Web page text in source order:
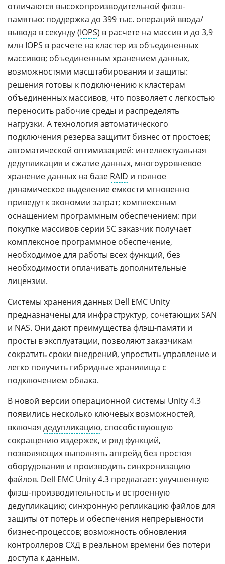
отличаются высокопроизводительной флэш-
памятью: поддержка до 399 тыс. операций ввода/
вывода в секунду (IOPS) в расчете на массив и до 3,9
млн IOPS в расчете на кластер из объединенных
массивов; объединенным хранением данных,
возможностями масштабирования и защиты:
решения готовы к подключению к кластерам
объединенных массивов, что позволяет с легкостью
переносить рабочие среды и распределять
нагрузки. А технология автоматического
подключения резерва защитит бизнес от простоев;
автоматической оптимизацией: интеллектуальная
дедупликация и сжатие данных, многоуровневое
хранение данных на базе RAID и полное
динамическое выделение емкости мгновенно
приведут к экономии затрат; комплексным
оснащением программным обеспечением: при
покупке массивов серии SC заказчик получает
комплексное программное обеспечение,
необходимое для работы всех функций, без
необходимости оплачивать дополнительные
лицензии.
Системы хранения данных Dell EMC Unity
предназначены для инфраструктур, сочетающих SAN
и NAS. Они дают преимущества флэш-памяти и
просты в эксплуатации, позволяют заказчикам
сократить сроки внедрений, упростить управление и
легко получить гибридные хранилища с
подключением облака.
В новой версии операционной системы Unity 4.3
появились несколько ключевых возможностей,
включая дедупликацию, способствующую
сокращению издержек, и ряд функций,
позволяющих выполнять апгрейд без простоя
оборудования и производить синхронизацию
файлов. Dell EMC Unity 4.3 предлагает: улучшенную
флэш-производительность и встроенную
дедупликацию; синхронную репликацию файлов для
защиты от потерь и обеспечения непрерывности
бизнес-процессов; возможность обновления
контроллеров СХД в реальном времени без потери
доступа к данным.